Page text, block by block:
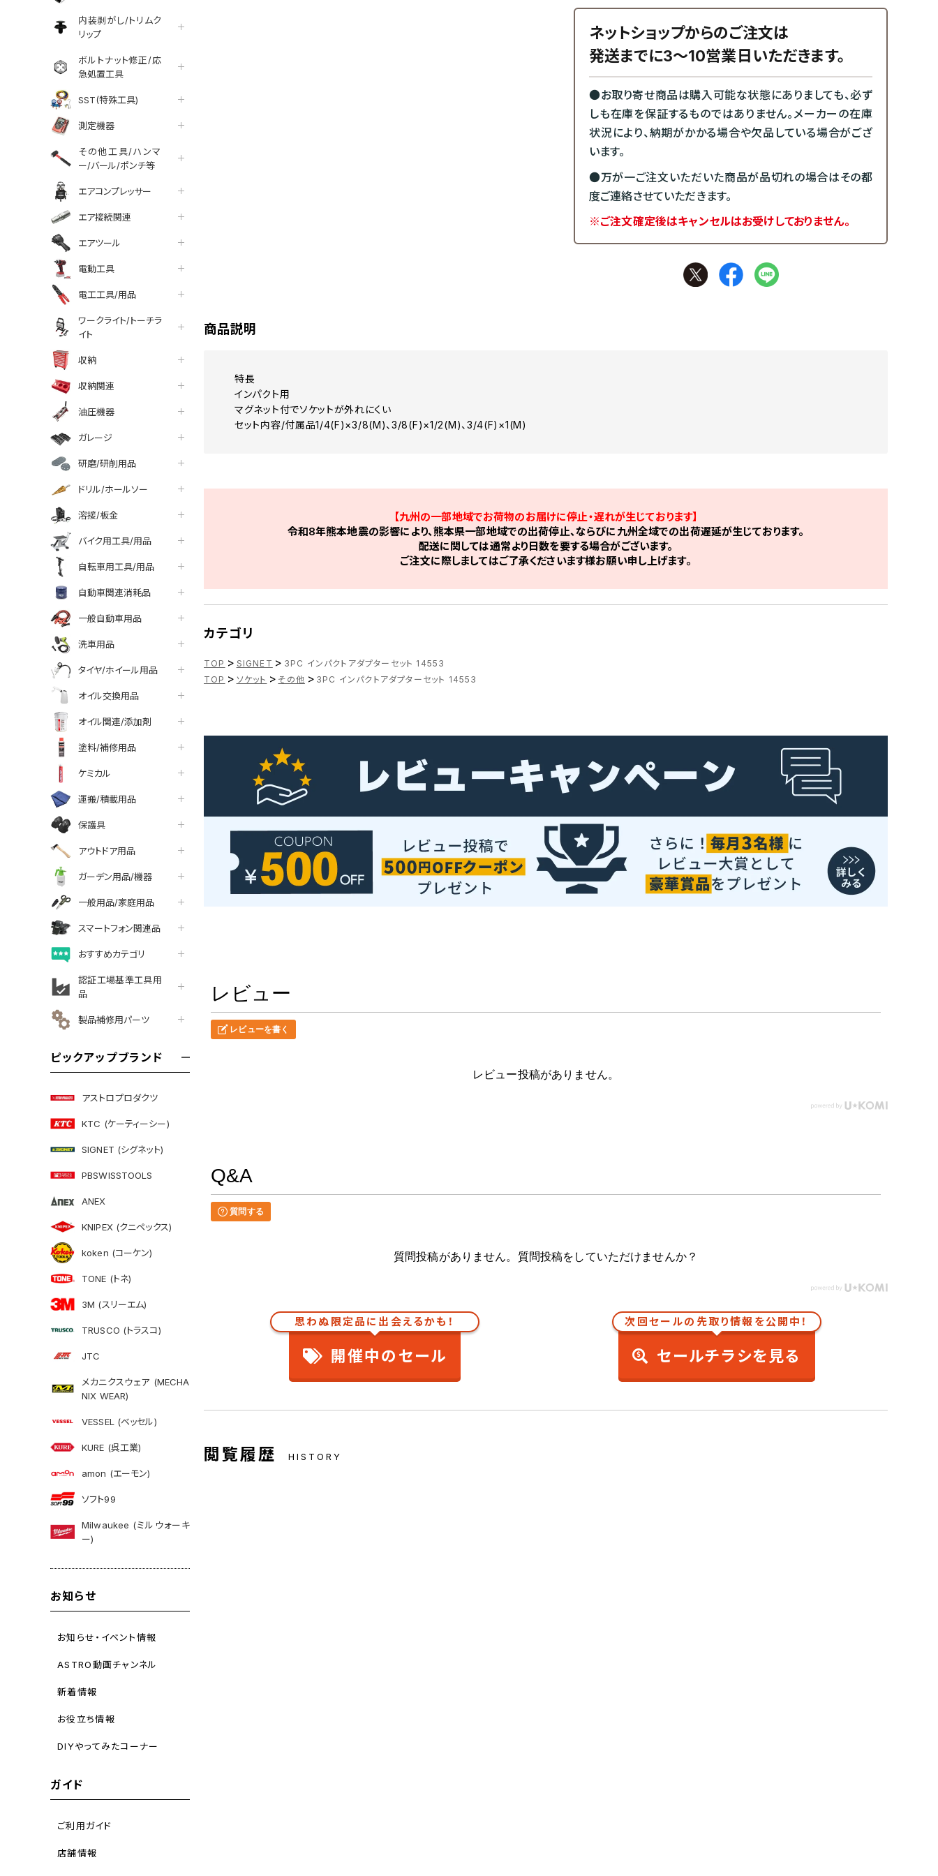
内装剥がし/トリムク
リップ
ボルトナット修正/応
急処置工具
SST(特殊工具)
測定機器
その他工具/ハンマ
ー/バール/ポンチ等
エアコンプレッサー
エア接続関連
エアツール
電動工具
電工工具/用品
ワークライト/トーチラ
イト
収納
収納関連
油圧機器
ガレージ
研磨/研削用品
ドリル/ホールソー
溶接/板金
バイク用工具/用品
自転車用工具/用品
自動車関連消耗品
一般自動車用品
洗車用品
タイヤ/ホイール用品
オイル交換用品
オイル関連/添加剤
塗料/補修用品
ケミカル
運搬/積載用品
保護具
アウトドア用品
ガーデン用品/機器
一般用品/家庭用品
スマートフォン関連品
おすすめカテゴリ
認証工場基準工具用
品
製品補修用パーツ
ピックアップブランド
アストロプロダクツ
KTC (ケーティーシー)
SIGNET (シグネット)
PBSWISSTOOLS
ANEX
KNIPEX (クニペックス)
koken (コーケン)
TONE (トネ)
3M (スリーエム)
TRUSCO (トラスコ)
JTC
メカニクスウェア (MECHA
NIX WEAR)
VESSEL (ベッセル)
KURE (呉工業)
amon (エーモン)
ソフト99
Milwaukee (ミルウォーキ
ー)
お知らせ
お知らせ・イベント情報
ASTRO動画チャンネル
新着情報
お役立ち情報
DIYやってみたコーナー
ガイド
ご利用ガイド
店舗情報
ネットショップからのご注文は
発送までに3～10営業日いただきます。
●お取り寄せ商品は購入可能な状態にありましても、必ず
しも在庫を保証するものではありません。メーカーの在庫
状況により、納期がかかる場合や欠品している場合がござ
います。
●万が一ご注文いただいた商品が品切れの場合はその都
度ご連絡させていただきます。
※ご注文確定後はキャンセルはお受けしておりません。
facebook
line
商品説明
特長
インパクト用
マグネット付でソケットが外れにくい
セット内容/付属品1/4(F)×3/8(M)、3/8(F)×1/2(M)、3/4(F)×1(M)
【九州の一部地域でお荷物のお届けに停止・遅れが生じております】
令和8年熊本地震の影響により、熊本県一部地域での出荷停止、ならびに九州全域での出荷遅延が生じております。
配送に関しては通常より日数を要する場合がございます。
ご注文に際しましてはご了承くださいます様お願い申し上げます。
カテゴリ
TOP > SIGNET > 3PC インパクトアダプターセット 14553
TOP > ソケット > その他 > 3PC インパクトアダプターセット 14553
レビュー
レビューを書く
レビュー投稿がありません。
Q&A
質問する
質問投稿がありません。質問投稿をしていただけませんか？
思わぬ限定品に出会えるかも！
開催中のセール
次回セールの先取り情報を公開中！
セールチラシを見る
閲覧履歴 HISTORY